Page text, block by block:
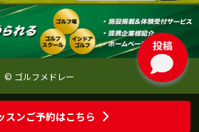
投稿
スンご予約はこちら
© ゴルフメドレー